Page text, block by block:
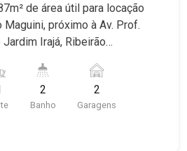
de área útil para locação
próximo à Av. Prof.
Irajá, Ribeirão
Imobiliária selecionou
- Banheiro social - Sala 2
2
Banho
2
Garagens